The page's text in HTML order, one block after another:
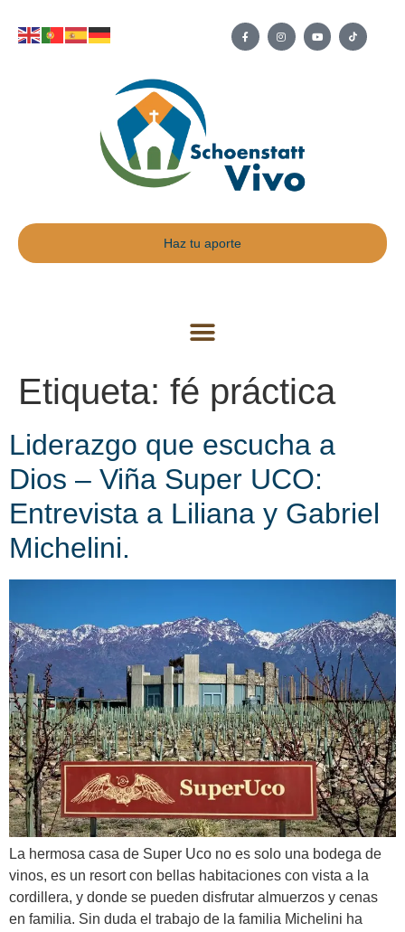
Haz tu aporte
Etiqueta: fé práctica
Liderazgo que escucha a
Dios – Viña Super UCO:
Entrevista a Liliana y Gabriel
Michelini.
La hermosa casa de Super Uco no es solo una bodega de
vinos, es un resort con bellas habitaciones con vista a la
cordillera, y donde se pueden disfrutar almuerzos y cenas
en familia. Sin duda el trabajo de la familia Michelini ha